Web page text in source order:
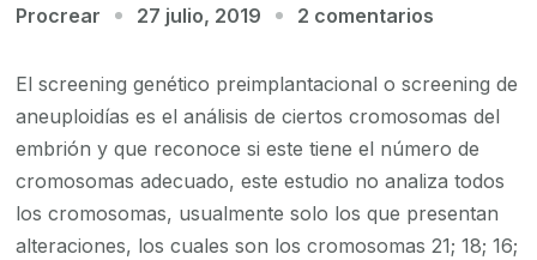
Procrear 27 julio, 2019 2 comentarios
genético
analiza
embriones
y
detecta
El screening genético preimplantacional o screening de
aneuploidías es el análisis de ciertos cromosomas del
embrión y que reconoce si este tiene el número de
cromosomas adecuado, este estudio no analiza todos
los cromosomas, usualmente solo los que presentan
alteraciones, los cuales son los cromosomas 21; 18; 16;